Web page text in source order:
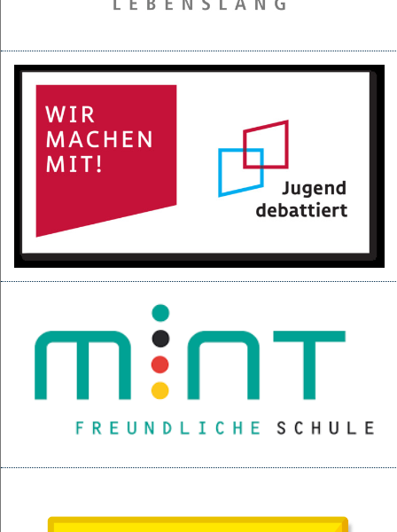
Projektpräsentation der 6d für den BGC
16.05.2025
Kurzfilme über den Izmir-Austausch im Kino
22.04.2025
KI-Fortbildung der Lehrerschaft
Null-Tage-Feier und Ferien!